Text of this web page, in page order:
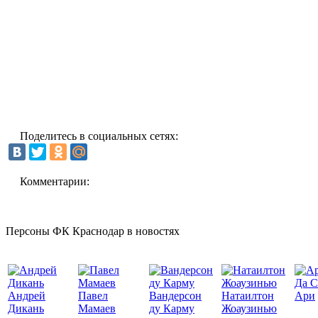
Поделитесь в социальных сетях:
Комментарии:
Персоны ФК Краснодар в новостях
Андрей
Дикань
Павел
Мамаев
Вандерсон
ду Карму
Натаилтон
Жоаузинью
Да
Ари